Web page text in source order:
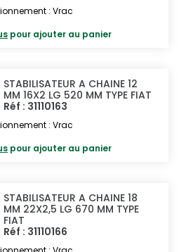
: Vrac
pour ajouter au panier
STABILISATEUR A CHAINE 12
MM 16X2 LG 520 MM TYPE FIAT
Réf : 31110163
: Vrac
pour ajouter au panier
STABILISATEUR A CHAINE 18
MM 22X2,5 LG 670 MM TYPE
FIAT
Réf : 31110166